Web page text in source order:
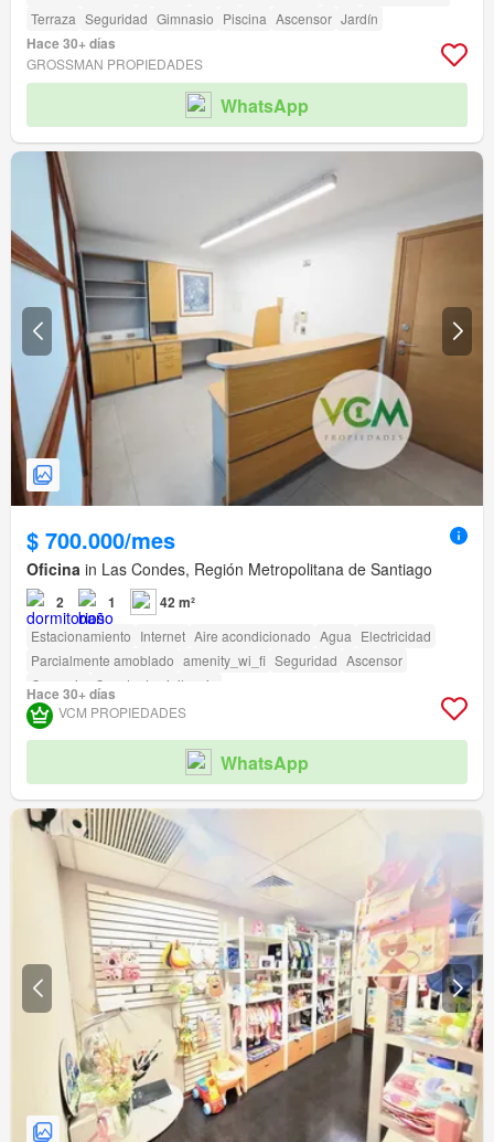
Terraza Seguridad Gimnasio Piscina Ascensor Jardín
Hace 30+ días
GROSSMAN PROPIEDADES
WhatsApp
$ 700.000/mes
Oficina in Las Condes, Región Metropolitana de Santiago
2 1 42 m²
Estacionamiento Internet Aire acondicionado Agua Electricidad
Parcialmente amoblado amenity_wi_fi Seguridad Ascensor
Conserje
Caseta de vigilancia
Hace 30+ días
VCM PROPIEDADES
WhatsApp